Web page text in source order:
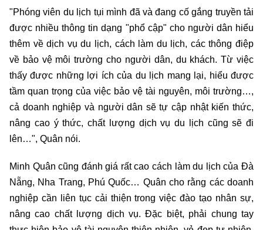
"Phóng viên du lịch tụi mình đã và đang cố gắng truyền tải
được nhiều thông tin dạng "phổ cập" cho người dân hiểu
thêm về dịch vụ du lịch, cách làm du lịch, các thông điệp
về bảo vệ môi trường cho người dân, du khách. Từ việc
thấy được những lợi ích của du lịch mang lại, hiểu được
tầm quan trọng của việc bảo vệ tài nguyên, môi trường…,
cả doanh nghiệp và người dân sẽ tự cập nhật kiến thức,
nâng cao ý thức, chất lượng dịch vụ du lịch cũng sẽ đi
lên…", Quân nói.
Minh Quân cũng đánh giá rất cao cách làm du lịch của Đà
Nẵng, Nha Trang, Phú Quốc… Quân cho rằng các doanh
nghiệp cần liên tục cải thiện trong việc đào tạo nhân sự,
nâng cao chất lượng dịch vụ. Đặc biệt, phải chung tay